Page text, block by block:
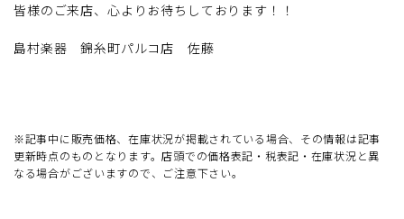
皆様のご来店、心よりお待ちしております！！
島村楽器 錦糸町パルコ店 佐藤
※記事中に販売価格、在庫状況が掲載されている場合、その情報は記事
更新時点のものとなります。店頭での価格表記・税表記・在庫状況と異
なる場合がございますので、ご注意下さい。